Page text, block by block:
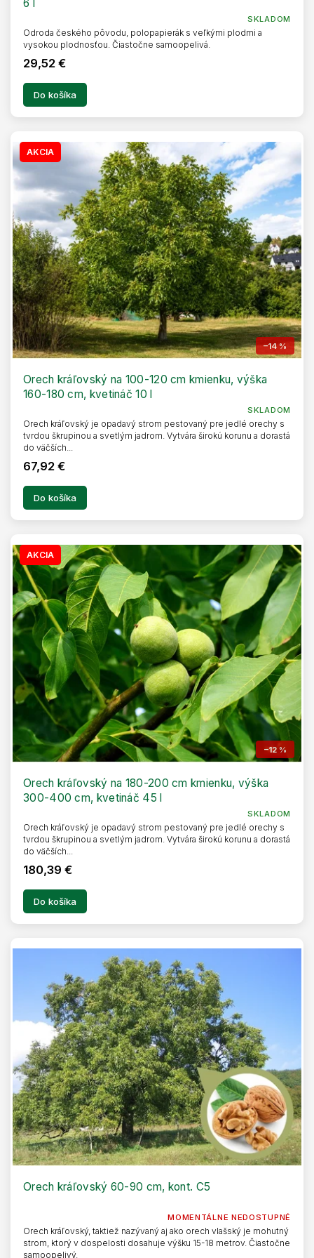
6 l
SKLADOM
29,52 €
Do košíka
Odroda českého pôvodu, polopapierák s veľkými plodmi a
vysokou plodnosťou. Čiastočne samoopelivá.
AKCIA
–14 %
Orech kráľovský na 100-120 cm kmienku, výška
160-180 cm, kvetináč 10 l
SKLADOM
67,92 €
Do košíka
Orech kráľovský je opadavý strom pestovaný pre jedlé orechy s
tvrdou škrupinou a svetlým jadrom. Vytvára širokú korunu a dorastá
do väčších...
AKCIA
–12 %
Orech kráľovský na 180-200 cm kmienku, výška
300-400 cm, kvetináč 45 l
SKLADOM
180,39 €
Do košíka
Orech kráľovský je opadavý strom pestovaný pre jedlé orechy s
tvrdou škrupinou a svetlým jadrom. Vytvára širokú korunu a dorastá
do väčších...
Orech kráľovský 60-90 cm, kont. C5
MOMENTÁLNE NEDOSTUPNÉ
Orech kráľovský, taktiež nazývaný aj ako orech vlašský je mohutný
strom, ktorý v dospelosti dosahuje výšku 15-18 metrov. Čiastočne
samoopelivý.